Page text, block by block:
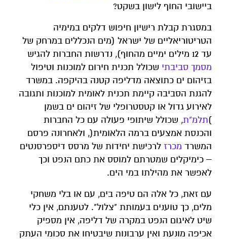
ביישובי החוף לישון בשקט?
במסגרת קבלת רישיון חיפוש דלקים במימיה
הטריטוריאליים של ישראל (מים הנכללים במרחק של
עד 12 מילים ימיים מהחוף), נדרשות החברות להגיש
מסמך סביבתי שכולל תכנית חירום למוכנות וטיפול
בזיהום ים כתוצאה מדליפה קטנה בהיקפה. במשרד
להגנת הסביבה קיימת תכנית לאומית למוכנות ותגובה
לאירוע גדול או קטסטרופלי של זיהום ים בשמן
)תלמ"ת, שכולל שיתופי פעולה עם כל החברות
והכנסת אמצעים ברמה הלאומית(, ולאחרונה פרסם
המשרד מכרז לרכישת יחידות של מרסס דיספרסנטים
– כימיקלים שמטרתם למוסס את כתם הנפט וכך
לאפשר את מהילתו במי הים.
עם זאת, כל אלה הם טיפה בים, עם או בלי משחקי
מלים, כך טוענים בעמותת "צלול". לטענתם, אין כלי
שיט לאיגום הנפט במקרה של דליפה, אין מספיק
אכיפה מונעת ואין ערבונות שיבטיחו את סכומי העתק